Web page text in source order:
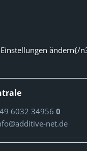
ändern{/
6032 349560
net.de